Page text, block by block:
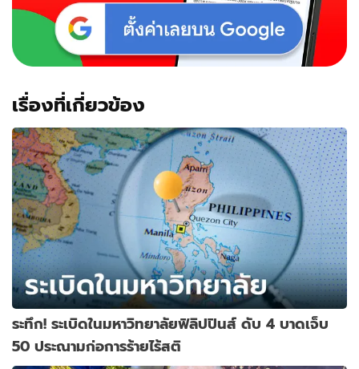
เรื่องที่เกี่ยวข้อง
ระทึก! ระเบิดในมหาวิทยาลัยฟิลิปปินส์ ดับ 4 บาดเจ็บ
50 ประณามก่อการร้ายไร้สติ